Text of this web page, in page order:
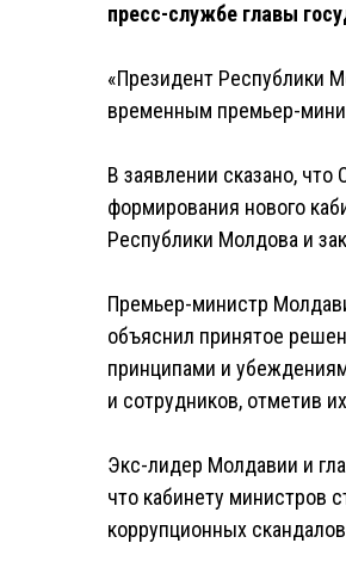
пресс-службе главы
«Президент Республики
временным премьер-
В заявлении сказано,
формирования нового
Республики Молдова и
Премьер-министр
объяснил принятое
принципами и
и сотрудников, отметив
Экс-лидер Молдавии и
что кабинету министров
коррупционных